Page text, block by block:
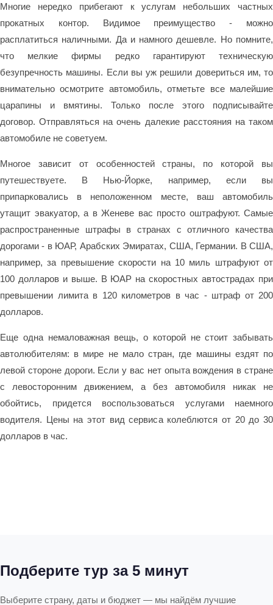
Многие нередко прибегают к услугам небольших частных
прокатных контор. Видимое преимущество - можно
расплатиться наличными. Да и намного дешевле. Но помните,
что мелкие фирмы редко гарантируют техническую
безупречность машины. Если вы уж решили довериться им, то
внимательно осмотрите автомобиль, отметьте все малейшие
царапины и вмятины. Только после этого подписывайте
договор. Отправляться на очень далекие расстояния на таком
автомобиле не советуем.
Многое зависит от особенностей страны, по которой вы
путешествуете. В Нью-Йорке, например, если вы
припарковались в неположенном месте, ваш автомобиль
утащит эвакуатор, а в Женеве вас просто оштрафуют. Самые
распространенные штрафы в странах с отличного качества
дорогами - в ЮАР, Арабских Эмиратах, США, Германии. В США,
например, за превышение скорости на 10 миль штрафуют от
100 долларов и выше. В ЮАР на скоростных автострадах при
превышении лимита в 120 километров в час - штраф от 200
долларов.
Еще одна немаловажная вещь, о которой не стоит забывать
автолюбителям: в мире не мало стран, где машины ездят по
левой стороне дороги. Если у вас нет опыта вождения в стране
с левосторонним движением, а без автомобиля никак не
обойтись, придется воспользоваться услугами наемного
водителя. Цены на этот вид сервиса колеблются от 20 до 30
долларов в час.
Подберите тур за 5 минут
Выберите страну, даты и бюджет — мы найдём лучшие